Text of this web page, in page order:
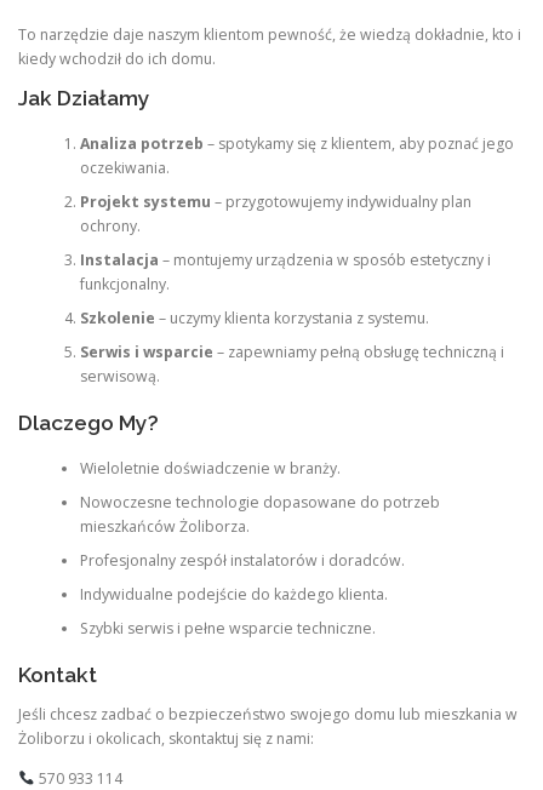
To narzędzie daje naszym klientom pewność, że wiedzą dokładnie, kto i
kiedy wchodził do ich domu.
Jak Działamy
Analiza potrzeb – spotykamy się z klientem, aby poznać jego
oczekiwania.
Projekt systemu – przygotowujemy indywidualny plan
ochrony.
Instalacja – montujemy urządzenia w sposób estetyczny i
funkcjonalny.
Szkolenie – uczymy klienta korzystania z systemu.
Serwis i wsparcie – zapewniamy pełną obsługę techniczną i
serwisową.
Dlaczego My?
Wieloletnie doświadczenie w branży.
Nowoczesne technologie dopasowane do potrzeb
mieszkańców Żoliborza.
Profesjonalny zespół instalatorów i doradców.
Indywidualne podejście do każdego klienta.
Szybki serwis i pełne wsparcie techniczne.
Kontakt
Jeśli chcesz zadbać o bezpieczeństwo swojego domu lub mieszkania w
Żoliborzu i okolicach, skontaktuj się z nami:
570 933 114